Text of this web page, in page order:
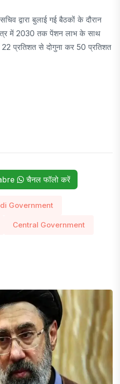
द्वारा बुलाई गई बैठकों के दौरान
में 2030 तक पेंशन लाभ के साथ
22 प्रतिशत से दोगुना कर 50 प्रतिशत
चैनल फॉलो करें
Government
Central Government